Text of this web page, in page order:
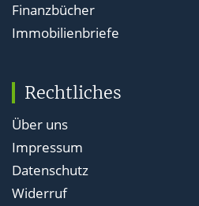
Finanzbücher
Immobilienbriefe
Rechtliches
Über uns
Impressum
Datenschutz
Widerruf